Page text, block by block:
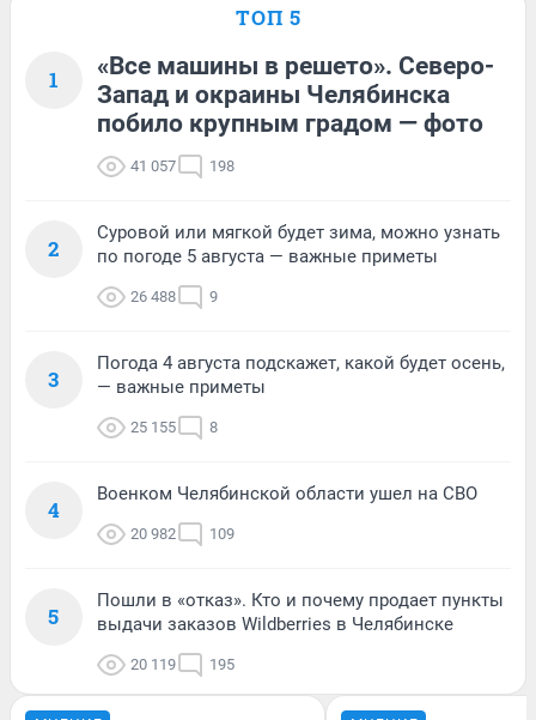
ТОП 5
1
«Все машины в решето». Северо-
Запад и окраины Челябинска
побило крупным градом — фото
41 057 198
2
Суровой или мягкой будет зима, можно узнать
по погоде 5 августа — важные приметы
26 488 9
3
Погода 4 августа подскажет, какой будет осень,
— важные приметы
25 155 8
4
Военком Челябинской области ушел на СВО
20 982 109
5
Пошли в «отказ». Кто и почему продает пункты
выдачи заказов Wildberries в Челябинске
20 119 195